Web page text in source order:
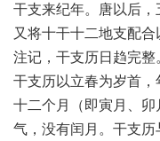
干支来纪年。唐以后
又将十干十二地支配
注记，干支历日趋完整。
干支历以立春为岁首
十二个月（即寅月、
气，没有闰月。干支